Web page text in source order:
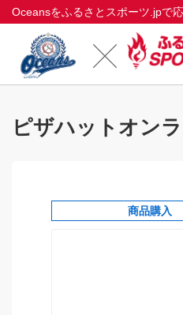
Oceansをふるさとスポーツ.jpで
ピザハットオン
商品購入